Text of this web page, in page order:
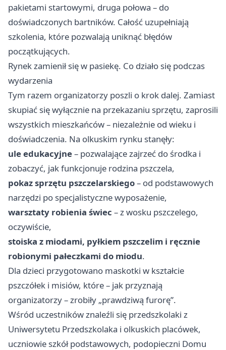
pakietami startowymi, druga połowa – do
doświadczonych bartników. Całość uzupełniają
szkolenia, które pozwalają uniknąć błędów
początkujących.
Rynek zamienił się w pasiekę. Co działo się podczas
wydarzenia
Tym razem organizatorzy poszli o krok dalej. Zamiast
skupiać się wyłącznie na przekazaniu sprzętu, zaprosili
wszystkich mieszkańców – niezależnie od wieku i
doświadczenia. Na olkuskim rynku stanęły:
ule edukacyjne– pozwalające zajrzeć do środka i
zobaczyć, jak funkcjonuje rodzina pszczela,
pokaz sprzętu pszczelarskiego– od podstawowych
narzędzi po specjalistyczne wyposażenie,
warsztaty robienia świec – z wosku pszczelego,
oczywiście,
stoiska z miodami, pyłkiem pszczelim i ręcznie
robionymi pałeczkami do miodu.
Dla dzieci przygotowano maskotki w kształcie
pszczółek i misiów, które – jak przyznają
organizatorzy – zrobiły „prawdziwą furorę”.
Wśród uczestników znaleźli się przedszkolaki z
Uniwersytetu Przedszkolaka i olkuskich placówek,
uczniowie szkół podstawowych, podopieczni Domu